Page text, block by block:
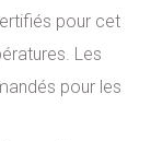
pour cet
Les
pour les